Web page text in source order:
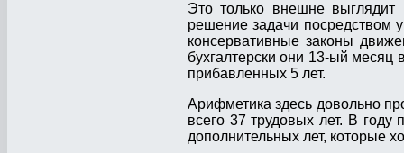
Это только внешне выглядит
решение задачи посредством
консервативные законы
бухгалтерски они 13-ый месяц
прибавленных 5 лет.
Арифметика здесь довольно
всего 37 трудовых лет. В
дополнительных лет, которые